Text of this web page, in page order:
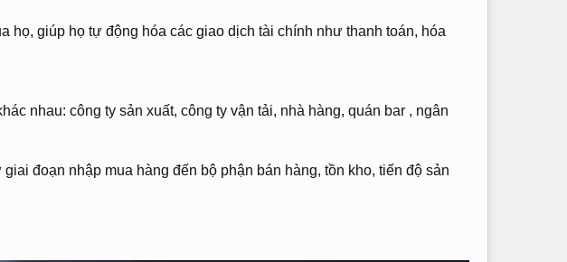
họ, giúp họ tự động hóa các giao dịch tài chính như thanh toán, hóa
nhau: công ty sản xuất, công ty vận tải, nhà hàng, quán bar , ngân
đoạn nhập mua hàng đến bộ phận bán hàng, tồn kho, tiến độ sản